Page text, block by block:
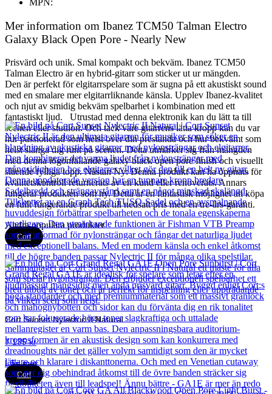
MPN:
Mer information om Ibanez TCM50 Talman Electro
Galaxy Black Open Pore - Nearly New
Prisvärd och unik. Smal kompakt och bekväm. Ibanez TCM50
Talman Electro är en hybrid-gitarr som sticker ut ur mängden.
Den är perfekt för elgitarrspelare som är sugna på ett akustiskt sound
med en smalare mer elgitarrliknande känsla. Upplev Ibanez-kvalitet
och njut av smidig bekväm spelbarhet i kombination med ett
fantastiskt ljud. Utrustad med denna elektronik kan du lätt ta till
scenen eller studion. Och tack vare gitarrens lätta kropp kan du var
hur passionerad som helst över din prestanda och hur bekvämt som
helst slänga dig runt på scenen. Detta utmärker sig från mängden
med denna iögonfallande galaxy black open pore finish och visuellt
slående fylliga topp. Nästan Ny: Denna produkt kan ha öppnats för
kvalitetskontroll returnerats av en kund eller renoverats. Annars
fungerar produkten som ny. Detta är en fantastisk möjlighet att köpa
en fullt fungerande produkt till nedsatt pris med en tre-års-garanti.
Andra populära produkter
Cort
Cort Sunset Nylectric II Natural
7 135kr
Läs mer
Cort